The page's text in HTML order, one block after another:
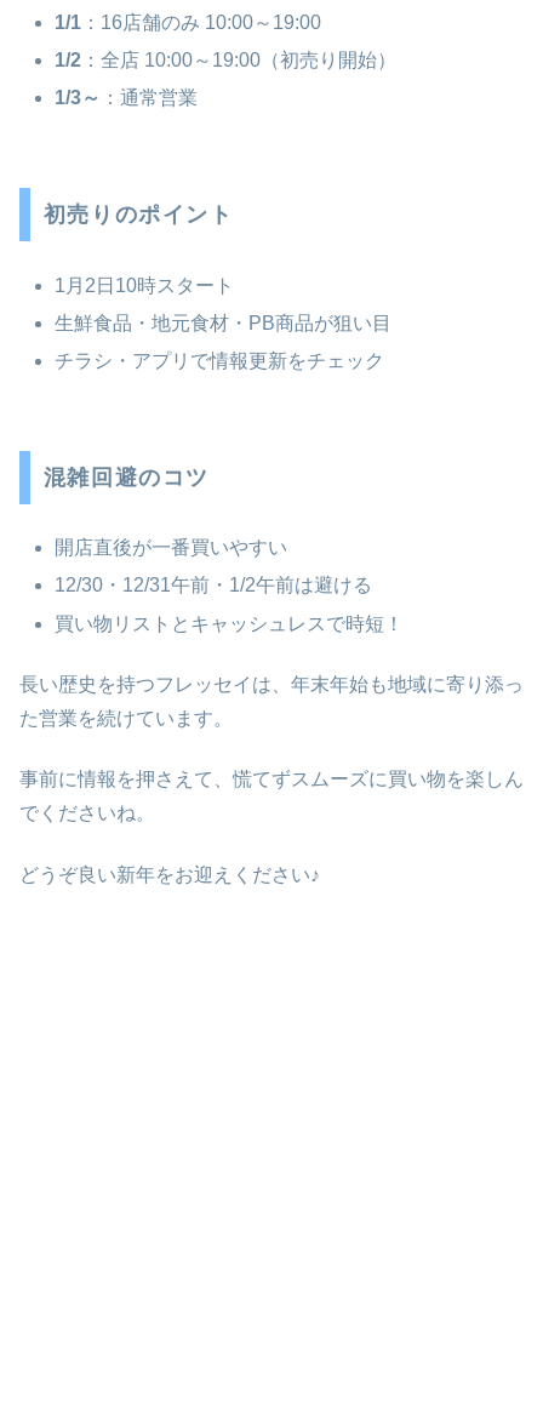
1/1 ：16店舗のみ 10:00～19:00
1/2 ：全店 10:00～19:00（初売り開始）
1/3～ ：通常営業
初売りのポイント
1月2日10時スタート
生鮮食品・地元食材・PB商品が狙い目
チラシ・アプリで情報更新をチェック
混雑回避のコツ
開店直後が一番買いやすい
12/30・12/31午前・1/2午前は避ける
買い物リストとキャッシュレスで時短！
長い歴史を持つフレッセイは、年末年始も地域に寄り添っ
た営業を続けています。
事前に情報を押さえて、慌てずスムーズに買い物を楽しん
でくださいね。
どうぞ良い新年をお迎えください♪